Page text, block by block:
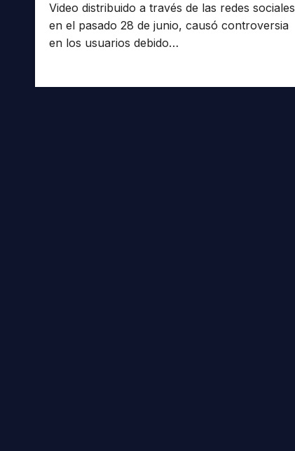
Video distribuido a través de las redes sociales
en el pasado 28 de junio, causó controversia
en los usuarios debido…